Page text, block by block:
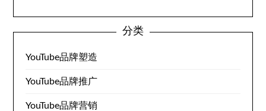
分类
YouTube品牌塑造
YouTube品牌推广
YouTube品牌营销